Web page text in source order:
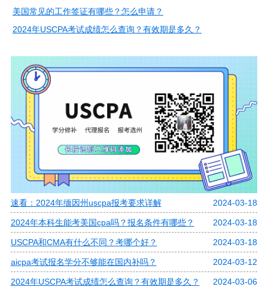
美国常见的工作签证有哪些？怎么申请？
2024年USCPA考试成绩怎么查询？有效期是多久？
速看：2024年缅因州uscpa报考要求详解 2024-03-18
2024年本科生能考美国cpa吗？报名条件有哪些？ 2024-03-18
USCPA和CMA有什么不同？考哪个好？ 2024-03-18
aicpa考试报名学分不够能在国内补吗？ 2024-03-12
2024年USCPA考试成绩怎么查询？有效期是多久？ 2024-03-06